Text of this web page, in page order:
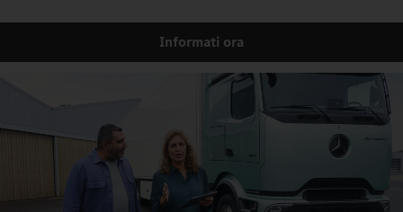
Informati ora